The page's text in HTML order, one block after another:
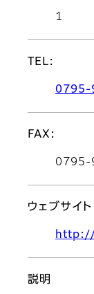
1
TEL:
0795-
FAX:
0795-
ウェブサイト
http://
説明